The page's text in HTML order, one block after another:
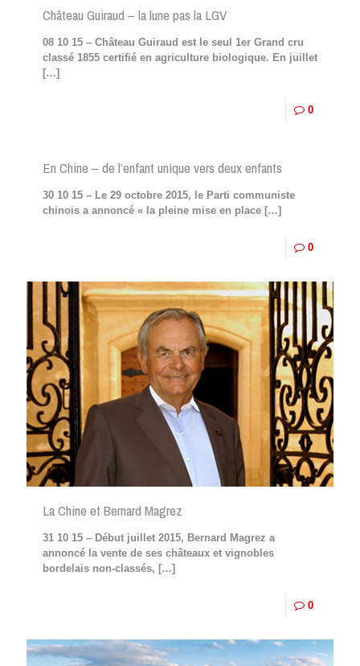
Château Guiraud – la lune pas la LGV
08 10 15 – Château Guiraud est le seul 1er Grand cru
classé 1855 certifié en agriculture biologique. En juillet
[…]
0
En Chine – de l’enfant unique vers deux enfants
30 10 15 – Le 29 octobre 2015, le Parti communiste
chinois a annoncé « la pleine mise en place […]
0
La Chine et Bernard Magrez
31 10 15 – Début juillet 2015, Bernard Magrez a
annoncé la vente de ses châteaux et vignobles
bordelais non-classés, […]
0